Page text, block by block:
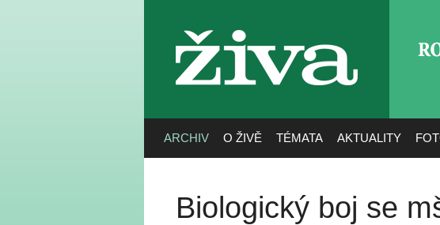
živa
ARCHIV O ŽIVĚ TÉMATA AKTUALITY
Biologický boj se